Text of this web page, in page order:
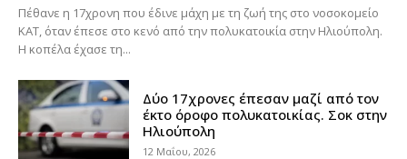
Πέθανε η 17χρονη που έδινε μάχη με τη ζωή της στο νοσοκομείο
ΚΑΤ, όταν έπεσε στο κενό από την πολυκατοικία στην Ηλιούπολη.
Η κοπέλα έχασε τη...
Δύο 17χρονες έπεσαν μαζί από τον
έκτο όροφο πολυκατοικίας. Σοκ στην
Ηλιούπολη
12 Μαΐου, 2026